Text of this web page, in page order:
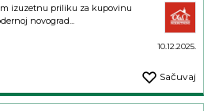
izuzetnu priliku za kupovinu
novograd...
10.12.2025.
Sačuvaj